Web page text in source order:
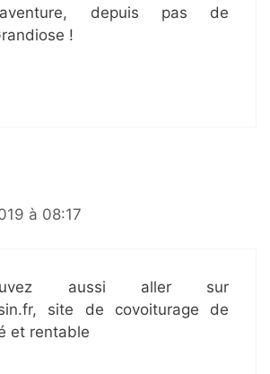
depuis pas de
!
à 08:17
aussi aller sur
site de covoiturage de
et rentable